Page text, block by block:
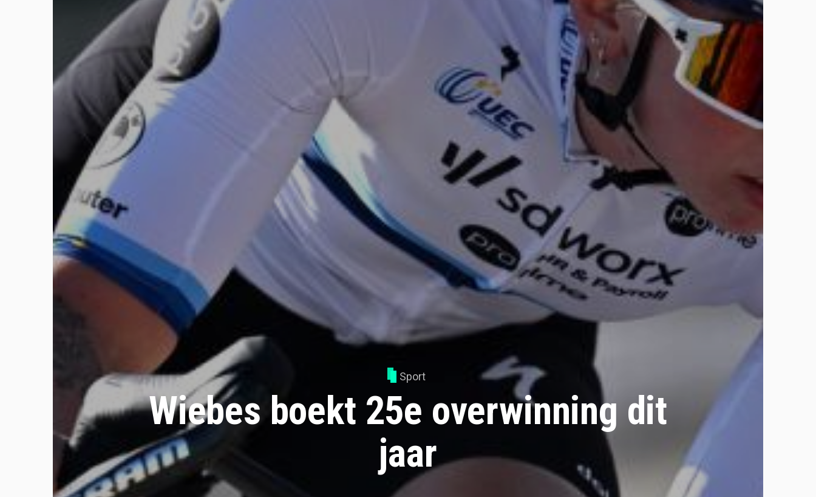
Sport
Wiebes boekt 25e overwinning dit
jaar